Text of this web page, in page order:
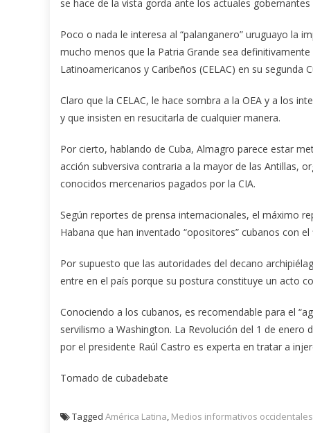
se hace de la vista gorda ante los actuales
Poco o nada le interesa al “palanganero” uruguayo la
mucho menos que la Patria Grande sea
Latinoamericanos y Caribeños (CELAC) en su segunda
Claro que la CELAC, le hace sombra a la OEA y a los
y que insisten en resucitarla de cualquier manera.
Por cierto, hablando de Cuba, Almagro parece estar
acción subversiva contraria a la mayor de las Antillas,
conocidos mercenarios pagados por la CIA.
Según reportes de prensa internacionales, el máximo
Habana que han inventado “opositores” cubanos con
Por supuesto que las autoridades del decano
entre en el país porque su postura constituye un acto
Conociendo a los cubanos, es recomendable para el
servilismo a Washington. La Revolución del 1 de enero
por el presidente Raúl Castro es experta en tratar a
Tomado de cubadebate
Tagged América Latina, Medios informativos occidentales